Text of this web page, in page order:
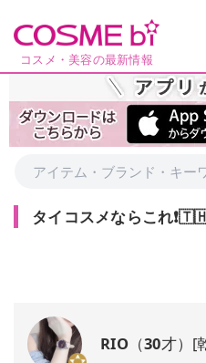
コスメ・美容の最新情報
タイコスメならこれ
RIO（30才） [